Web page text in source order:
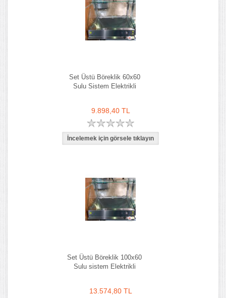
Set Üstü Böreklik 60x60
Sulu Sistem Elektrikli
9.898,40 TL
Set Üstü Böreklik 100x60
Sulu sistem Elektrikli
13.574,80 TL